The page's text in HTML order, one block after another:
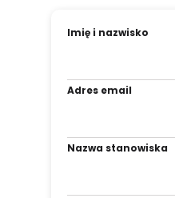
Imię i nazwisko
Adres email
Nazwa stanowiska